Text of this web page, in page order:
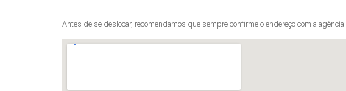
Antes de se deslocar, recomendamos que sempre confirme o endereço com a agência.